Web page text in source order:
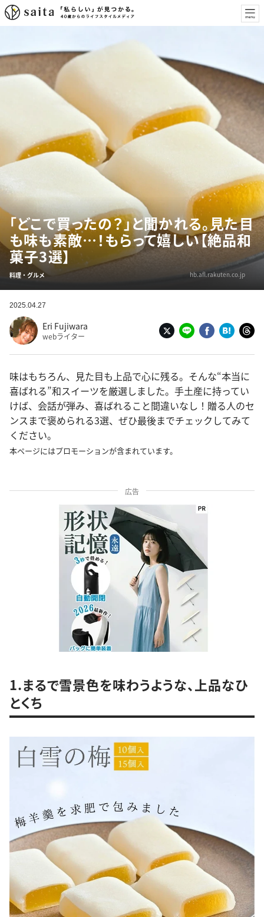
「どこで買ったの？」と聞かれる。見た目
も味も素敵…！もらって嬉しい【絶品和
菓子3選】
料理・グルメ hb.afl.rakuten.co.jp
2025.04.27
Eri Fujiwara
webライター
味はもちろん、見た目も上品で心に残る。そんな“本当に
喜ばれる”和スイーツを厳選しました。手土産に持ってい
けば、会話が弾み、喜ばれること間違いなし！贈る人のセ
ンスまで褒められる3選、ぜひ最後までチェックしてみて
ください。
本ページにはプロモーションが含まれています。
広告
1.まるで雪景色を味わうような、上品なひ
とくち